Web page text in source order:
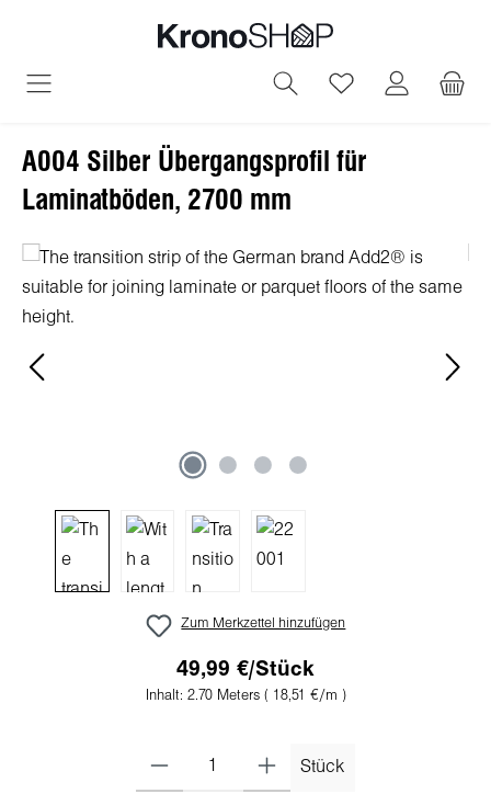
Du hast 0
A004 Silber Übergangsprofil für
Laminatböden, 2700 mm
Bildergalerie überspringen
Zum Merkzettel hinzufügen
49,99 €/Stück
Inhalt: 2.70 Meters ( 18,51 €/m )
Stück